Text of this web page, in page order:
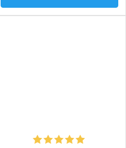
počtu škůdců a na stálou
kontrolu výskytu. Sprej Protect